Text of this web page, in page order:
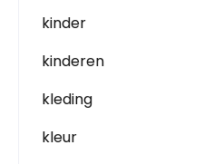
kinder
kinderen
kleding
kleur